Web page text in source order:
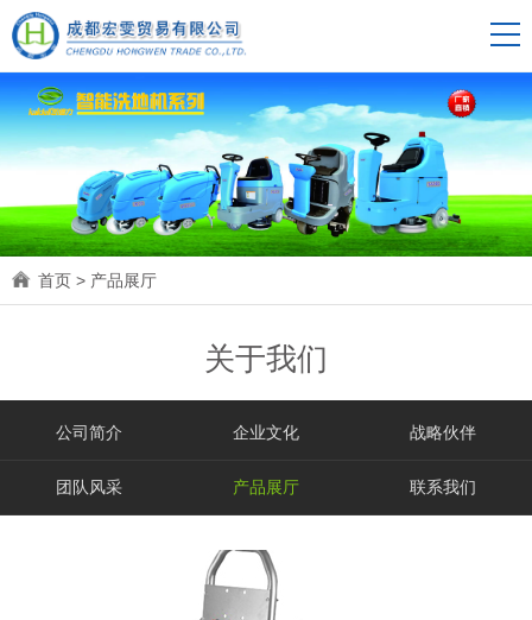
首页 > 产品展厅
关于我们
公司简介 企业文化 战略伙伴
团队风采 产品展厅 联系我们